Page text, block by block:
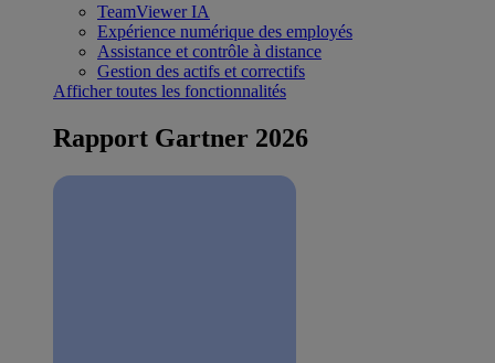
TeamViewer IA
Expérience numérique des employés
Assistance et contrôle à distance
Gestion des actifs et correctifs
Afficher toutes les fonctionnalités
Rapport Gartner 2026